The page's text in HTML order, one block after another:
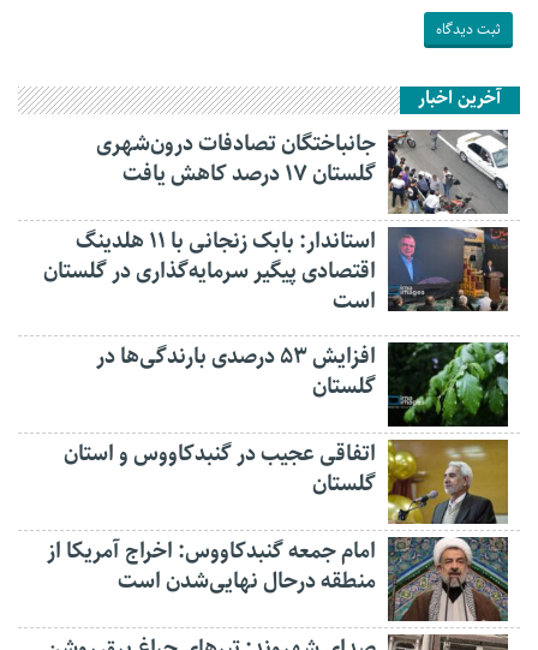
آخرین اخبار
جانباختگان تصادفات درون‌شهری
گلستان ۱۷ درصد کاهش یافت
استاندار: بابک زنجانی با ۱۱ هلدینگ
اقتصادی پیگیر سرمایه‌گذاری در گلستان
است
افزایش ۵۳ درصدی بارندگی‌ها در
گلستان
اتفاقی عجیب در‌ گنبدکاووس و استان
گلستان
امام جمعه گنبدکاووس: اخراج آمریکا از
منطقه درحال نهایی‌شدن است